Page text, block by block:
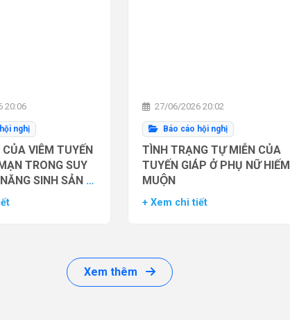
20:06
nghị
VIÊM TUYẾN
TRONG SUY
SINH SẢN Ở
27/06/2026 20:02
Báo cáo hội nghị
TÌNH TRẠNG TỰ MIỄN CỦA
TUYẾN GIÁP Ở PHỤ NỮ HIẾM
MUỘN
+ Xem chi tiết
Xem thêm